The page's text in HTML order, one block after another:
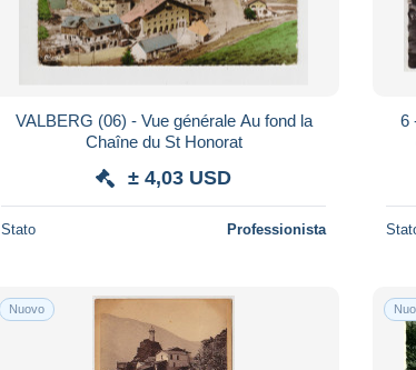
VALBERG (06) - Vue générale Au fond la
Chaîne du St Honorat
± 4,03 USD
Stato Professionista
6
Nuovo